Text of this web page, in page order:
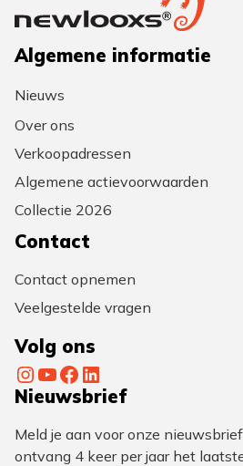
Algemene informatie
Nieuws
Over ons
Verkoopadressen
Algemene actievoorwaarden
Collectie 2026
Contact
Contact opnemen
Veelgestelde vragen
Volg ons
InstagramYouTube Facebook LinkedIn
Nieuwsbrief
Meld je aan voor onze
ontvang 4 keer per jaar het